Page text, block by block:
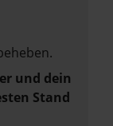
und dein
Stand